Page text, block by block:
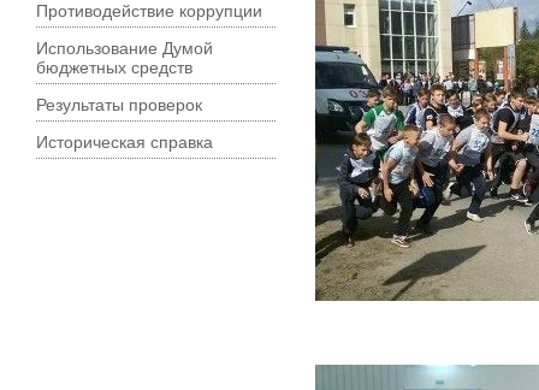
Противодействие коррупции
Использование Думой
бюджетных средств
Результаты проверок
Историческая справка